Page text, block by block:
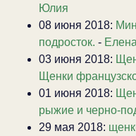
Юлия
08 июня 2018:
подросток. -
03 июня 2018:
Щенки
01 июня 2018:
рыжие и черно-
29 мая 2018: